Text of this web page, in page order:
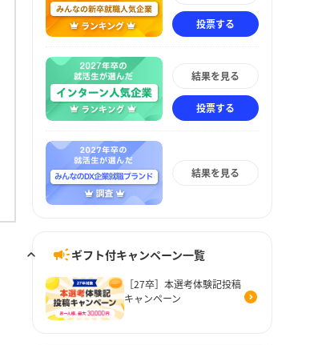
投票する
結果を見る
投票する
結果を見る
ギフト付キャンペーン一覧
［27卒］本選考体験記投稿
キャンペーン